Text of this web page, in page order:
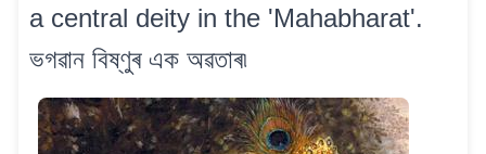
a central deity in the 'Mahabharat'.
ভগৱান বিষ্ণুৰ এক অৱতাৰ৷